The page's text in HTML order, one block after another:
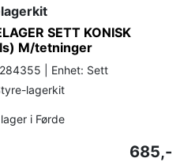
SETT KONISK
M/tetninger
| Enhet: Sett
lagerkit
i Førde
685,-